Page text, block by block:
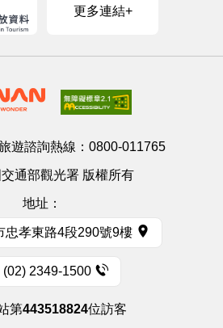
更多連結+
遊諮詢熱線： 0800-011765
通部觀光署 版權所有
地址：
忠孝東路4段290號9樓
(02) 2349-1500
第443518824位訪客